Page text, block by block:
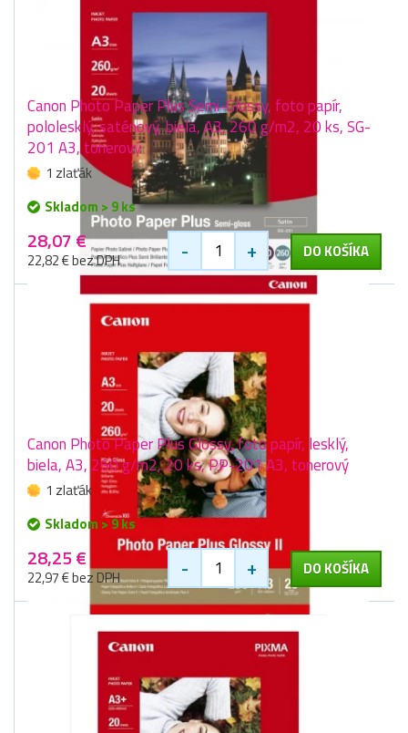
Canon Photo Paper Plus Semi-Glossy, foto papír,
pololesklý, saténový, biela, A3, 260 g/m2, 20 ks, SG-
201 A3, tonerový
1 zlaťák
Skladom > 9 ks
28,07 €
22,82 € bez DPH - + DO KOŠÍKA
Canon Photo Paper Plus Glossy, foto papír, lesklý,
biela, A3, 260 g/m2, 20 ks, PP-201 A3, tonerový
1 zlaťák
Skladom > 9 ks
28,25 €
22,97 € bez DPH - + DO KOŠÍKA